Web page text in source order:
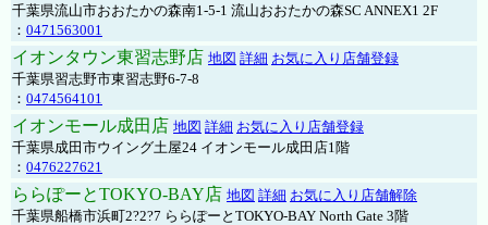
千葉県流山市おおたかの森南1-5-1 流山おおたかの森SC ANNEX1 2F
： 0471563001
イオンタウン東習志野店 地図 詳細 お気に入り店舗登録
千葉県習志野市東習志野6-7-8
： 0474564101
イオンモール成田店 地図 詳細 お気に入り店舗登録
千葉県成田市ウイング土屋24 イオンモール成田店1階
： 0476227621
ららぽーとTOKYO-BAY店 地図 詳細 お気に入り店舗解除
千葉県船橋市浜町2?2?7 ららぽーとTOKYO-BAY North Gate 3階